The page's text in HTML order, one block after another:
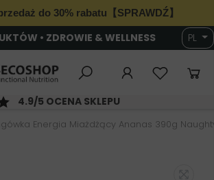
do 30% rabatu【SPRAWDŹ】
• ZDROWIE & WELLNESS PL
4.9/5 OCENA SKLEPU
Energia Miażdżący Ananas 390g